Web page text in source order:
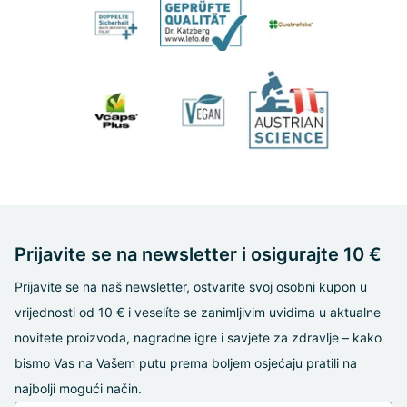
Prijavite se na newsletter i osigurajte 10 €
Prijavite se na naš newsletter, ostvarite svoj osobni kupon u
vrijednosti od 10 € i veselíte se zanimljivim uvidima u aktualne
novitete proizvoda, nagradne igre i savjete za zdravlje – kako
bismo Vas na Vašem putu prema boljem osjećaju pratili na
najbolji mogući način.